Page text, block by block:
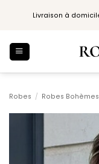
Livraison à
Robes / Robes Bohèmes